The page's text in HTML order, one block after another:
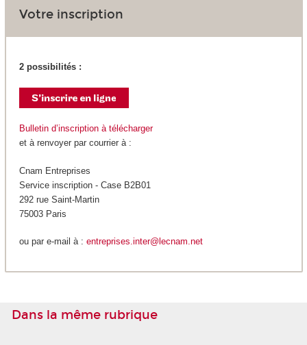
Votre inscription
2 possibilités :
Bulletin d’inscription à télécharger
et à renvoyer par courrier à :
Cnam Entreprises
Service inscription - Case B2B01
292 rue Saint-Martin
75003 Paris
ou par e-mail à : entreprises.inter@lecnam.net
Dans la même rubrique